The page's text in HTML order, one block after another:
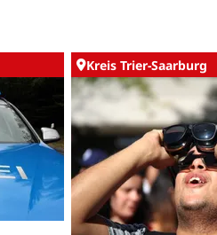
Kreis Trier-Saarburg